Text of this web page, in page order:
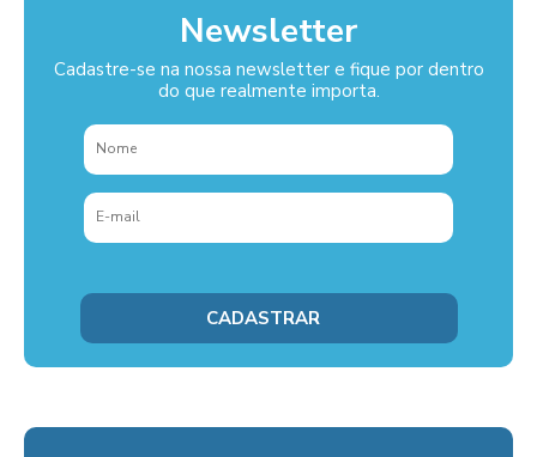
Newsletter
Cadastre-se na nossa newsletter e fique por dentro
do que realmente importa.